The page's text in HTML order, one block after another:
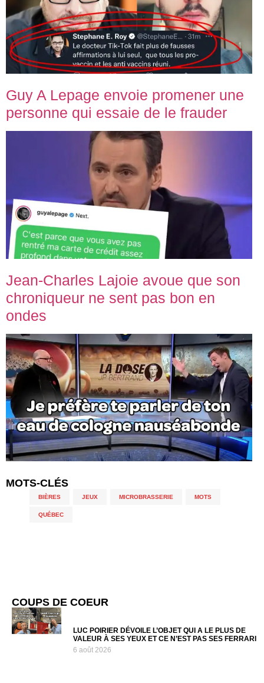
Guy A Lepage envoie promener une
personne qui essaie de le frauder
Jean-Charles Lajoie avoue que son
chroniqueur ne sent pas bon en
ondes
MOTS-CLÉS
BIÈRES JEUX MICROBRASSERIE MOTS
QUÉBEC
COUPS DE COEUR
LUC POIRIER DÉVOILE L’OBJET QUI A LE PLUS DE
VALEUR À SES YEUX ET CE N’EST PAS SES FERRARI
6 août 2026